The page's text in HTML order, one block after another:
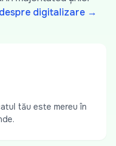
digitalizare →
tău este mereu în